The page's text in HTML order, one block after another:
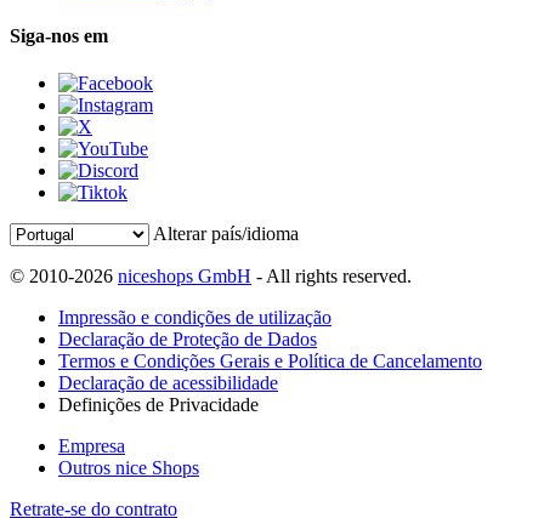
Siga-nos em
Alterar país/idioma
© 2010-2026 niceshops GmbH - All rights reserved.
Impressão e condições de utilização
Declaração de Proteção de Dados
Termos e Condições Gerais e Política de Cancelamento
Declaração de acessibilidade
Definições de Privacidade
Empresa
Outros nice Shops
Retrate-se do contrato